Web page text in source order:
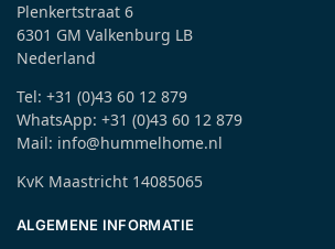
Plenkertstraat 6
6301 GM Valkenburg LB
Nederland
Tel: +31 (0)43 60 12 879
WhatsApp: +31 (0)43 60 12 879
Mail: info@hummelhome.nl
KvK Maastricht 14085065
ALGEMENE INFORMATIE